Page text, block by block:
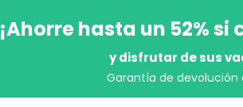
¡Ahorre hasta un 52%
y disfrutar de sus
Garantía de devolución